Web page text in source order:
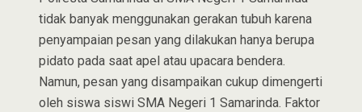
tidak banyak menggunakan gerakan tubuh karena
penyampaian pesan yang dilakukan hanya berupa
pidato pada saat apel atau upacara bendera.
Namun, pesan yang disampaikan cukup dimengerti
oleh siswa siswi SMA Negeri 1 Samarinda. Faktor